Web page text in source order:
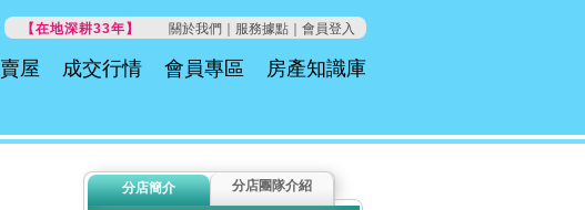
【在地深耕33年】 關於我們｜ 服務據點｜ 會員登入
賣屋 成交行情 會員專區 房產知識庫
分店簡介 分店團隊介紹